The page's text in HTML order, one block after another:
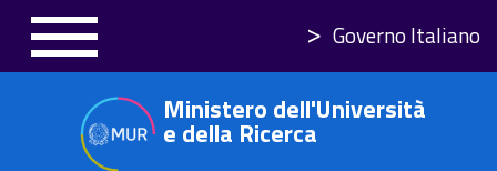
content
Governo Italiano
Ministero dell'Università
e della Ricerca